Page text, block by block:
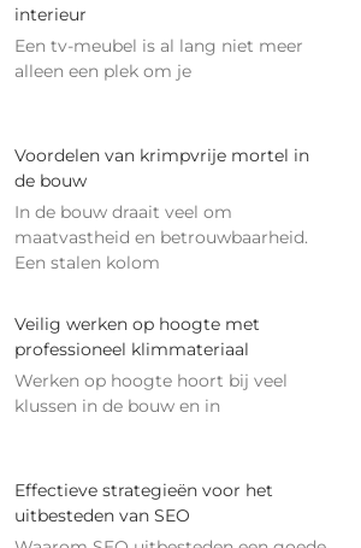
interieur
Een tv-meubel is al lang niet meer
alleen een plek om je
Voordelen van krimpvrije mortel in
de bouw
In de bouw draait veel om
maatvastheid en betrouwbaarheid.
Een stalen kolom
Veilig werken op hoogte met
professioneel klimmateriaal
Werken op hoogte hoort bij veel
klussen in de bouw en in
Effectieve strategieën voor het
uitbesteden van SEO